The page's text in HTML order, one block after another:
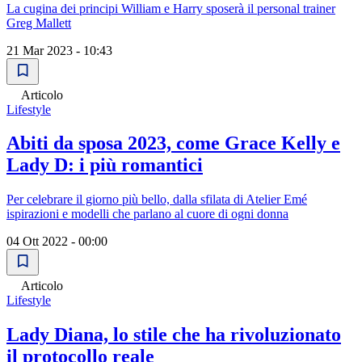
La cugina dei principi William e Harry sposerà il personal trainer
Greg Mallett
21 Mar 2023 - 10:43
Articolo
Lifestyle
Abiti da sposa 2023, come Grace Kelly e
Lady D: i più romantici
Per celebrare il giorno più bello, dalla sfilata di Atelier Emé
ispirazioni e modelli che parlano al cuore di ogni donna
04 Ott 2022 - 00:00
Articolo
Lifestyle
Lady Diana, lo stile che ha rivoluzionato
il protocollo reale